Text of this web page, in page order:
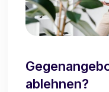
ablehnen?